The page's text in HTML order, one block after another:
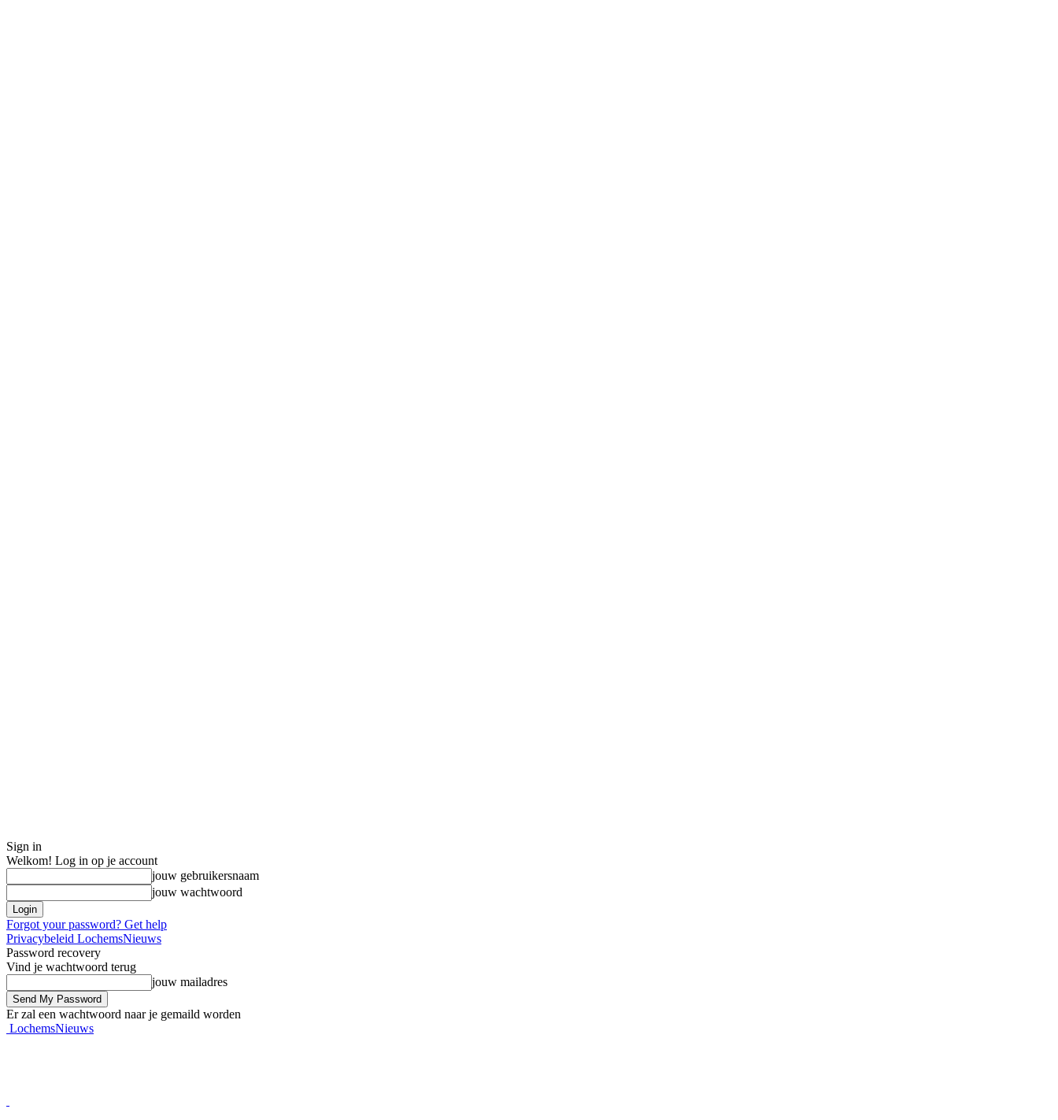
Sign in
Welkom! Log in op je account
jouw gebruikersnaam
jouw wachtwoord
Forgot your password? Get help
Privacybeleid LochemsNieuws
Password recovery
Vind je wachtwoord terug
jouw mailadres
Er zal een wachtwoord naar je gemaild worden
LochemsNieuws